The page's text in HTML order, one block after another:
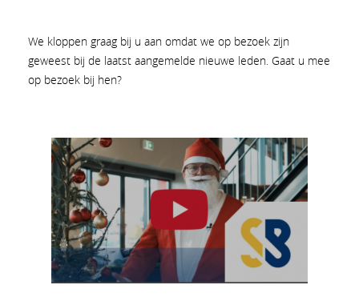
We kloppen graag bij u aan omdat we op bezoek zijn
geweest bij de laatst aangemelde nieuwe leden. Gaat u mee
op bezoek bij hen?